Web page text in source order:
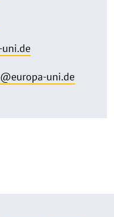
uni.de